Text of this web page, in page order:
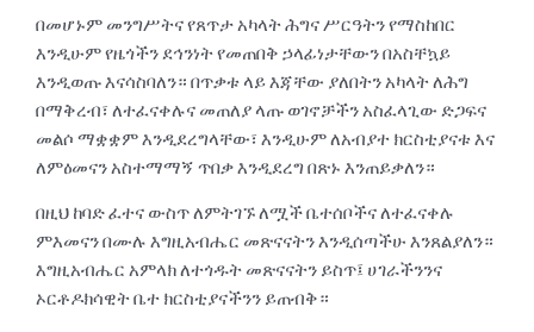
በመሆኑም መንግሥትና የጸጥታ አካላት ሕግና ሥርዓትን የማስከበር
እንዲሁም የዜጎችን ደኅንነት የመጠበቅ ኃላፊነታቸውን በአስቸኳይ
እንዲወጡ እናሳስባለን። በጥቃቱ ላይ እጃቸው ያለበትን አካላት ለሕግ
በማቅረብ፣ ለተፈናቀሉና መጠለያ ላጡ ወገኖቻችን አስፈላጊው ድጋፍና
መልሶ ማቋቋም እንዲደረግላቸው፣ እንዲሁም ለአብያተ ክርስቲያናቱ እና
ለምዕመናን አስተማማኝ ጥበቃ እንዲደረግ በጽኑ እንጠይቃለን።
በዚህ ከባድ ፈተና ውስጥ ለምትገኙ ለሟች ቤተሰቦችና ለተፈናቀሉ
ምእመናን በሙሉ እግዚአብሔር መጽናናትን እንዲሰጣችሁ እንጸልያለን።
እግዚአብሔር አምላክ ለተጎዱት መጽናናትን ይስጥ፤ ሀገራችንንና
ኦርቶዶክሳዊት ቤተ ክርስቲያናችንን ይጠብቅ።